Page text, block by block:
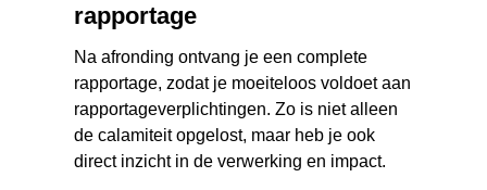
rapportage
Na afronding ontvang je een complete
rapportage, zodat je moeiteloos voldoet aan
rapportageverplichtingen. Zo is niet alleen
de calamiteit opgelost, maar heb je ook
direct inzicht in de verwerking en impact.